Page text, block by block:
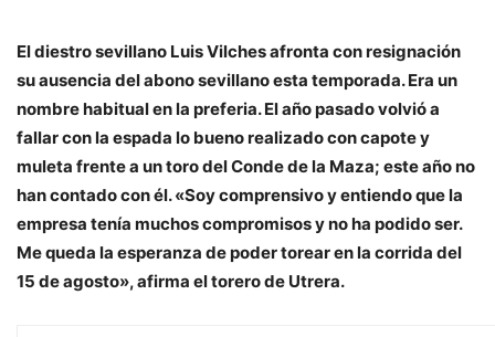
El diestro sevillano Luis Vilches afronta con resignación
su ausencia del abono sevillano esta temporada. Era un
nombre habitual en la preferia. El año pasado volvió a
fallar con la espada lo bueno realizado con capote y
muleta frente a un toro del Conde de la Maza; este año no
han contado con él. «Soy comprensivo y entiendo que la
empresa tenía muchos compromisos y no ha podido ser.
Me queda la esperanza de poder torear en la corrida del
15 de agosto», afirma el torero de Utrera.